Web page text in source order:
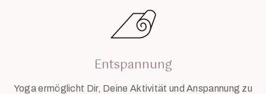
Entspannung
Yoga ermöglicht Dir, Deine Aktivität und Anspannung zu